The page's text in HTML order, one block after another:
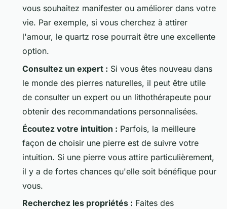
vous souhaitez manifester ou améliorer dans votre
vie. Par exemple, si vous cherchez à attirer
l'amour, le quartz rose pourrait être une excellente
option.
Consultez un expert : Si vous êtes nouveau dans
le monde des pierres naturelles, il peut être utile
de consulter un expert ou un lithothérapeute pour
obtenir des recommandations personnalisées.
Écoutez votre intuition : Parfois, la meilleure
façon de choisir une pierre est de suivre votre
intuition. Si une pierre vous attire particulièrement,
il y a de fortes chances qu'elle soit bénéfique pour
vous.
Recherchez les propriétés : Faites des